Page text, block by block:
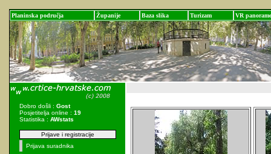
Planinska područja Županije Baza slika Turizam VR panorame
Dobro došli : Gost
Posjetitelja online : 19
Statistika : AWstats
Prijave i registracije
Prijava suradnika